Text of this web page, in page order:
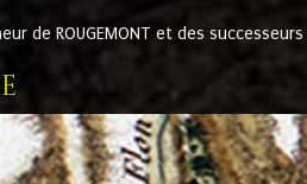
de ROUGEMONT et des